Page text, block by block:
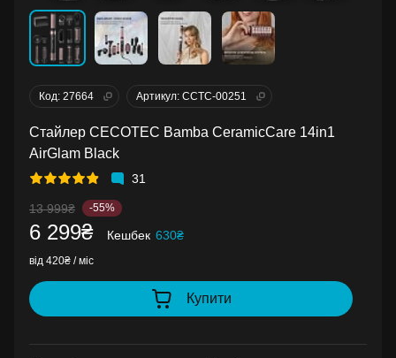
Код: 27664 Артикул: CCTC-00251
Стайлер CECOTEC Bamba CeramicCare 14in1
AirGlam Black
31
13 999₴ -55%
6 299₴ Кешбек 630₴
від 420₴ / міс
Купити